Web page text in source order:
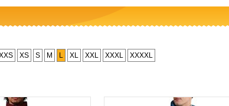
XS S M L XL XXL XXXL XXXXL